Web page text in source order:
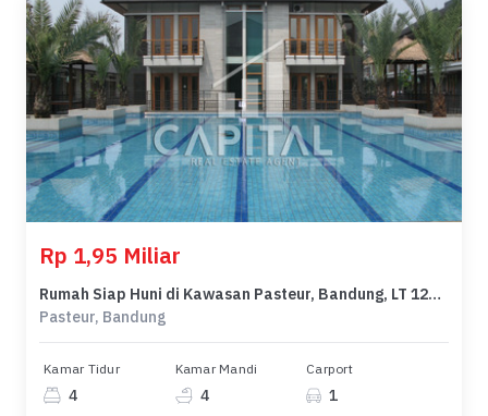
Rp 1,95 Miliar
Rumah Siap Huni di Kawasan Pasteur, Bandung, LT 120m²
Pasteur, Bandung
Kamar Tidur
4
Kamar Mandi
4
Carport
1